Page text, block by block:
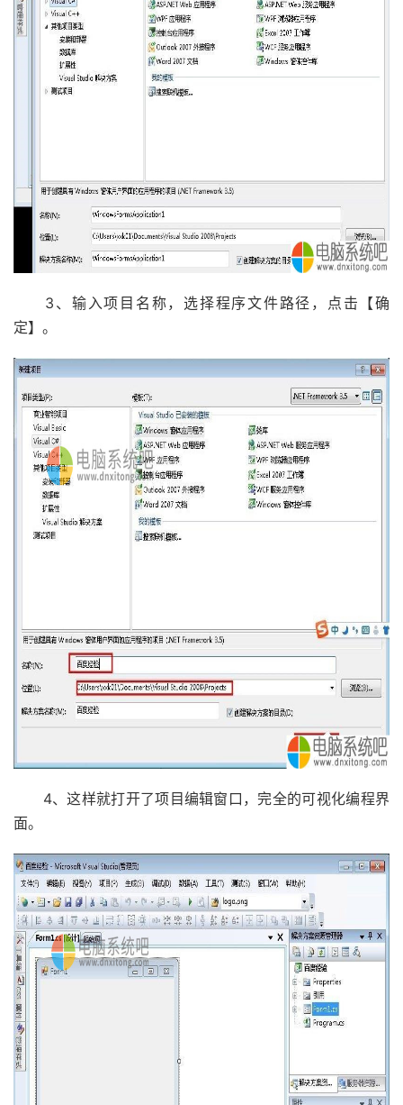
3、输入项目名称，选择程序文件路径，点击【确
定】。
4、这样就打开了项目编辑窗口，完全的可视化编程界
面。